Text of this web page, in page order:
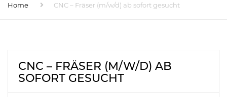
Home CNC – Fräser (m/w/d) ab sofort gesucht
CNC – FRÄSER (M/W/D) AB
SOFORT GESUCHT